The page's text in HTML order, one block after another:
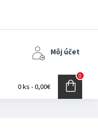
Môj účet
0 ks - 0,00€
0